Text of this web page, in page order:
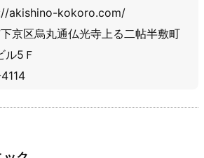
akishino-kokoro.com/
京区烏丸通仏光寺上る二帖半敷町
ル5Ｆ